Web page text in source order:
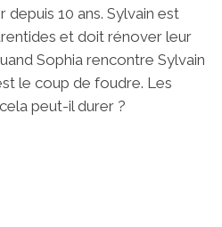
10 ans. Sylvain est
et doit rénover leur
Sophia rencontre Sylvain
le coup de foudre. Les
peut-il durer ?